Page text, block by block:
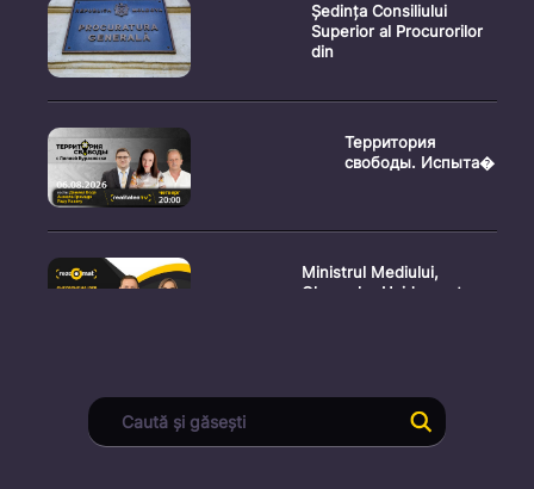
Ședința Consiliului
Superior al Procurorilor
din
Территория
свободы. Испыта�
Ministrul Mediului,
Gheorghe Hajder, este
Consultări publice privind
proiectul de lege pent